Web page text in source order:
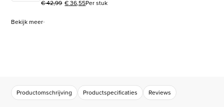
€42,99
Oorspronkelijke prijs was: € 42,99.
€36,55
Huidige prijs is: € 36,55.
Per stuk
Bekijk meer
Productomschrijving Productspecificaties Reviews